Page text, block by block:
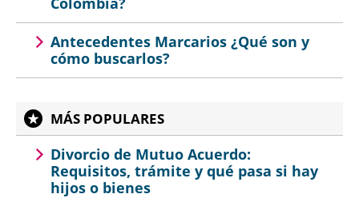
Antecedentes Marcarios ¿Qué son y
cómo buscarlos?
MÁS POPULARES
Divorcio de Mutuo Acuerdo:
Requisitos, trámite y qué pasa si hay
hijos o bienes